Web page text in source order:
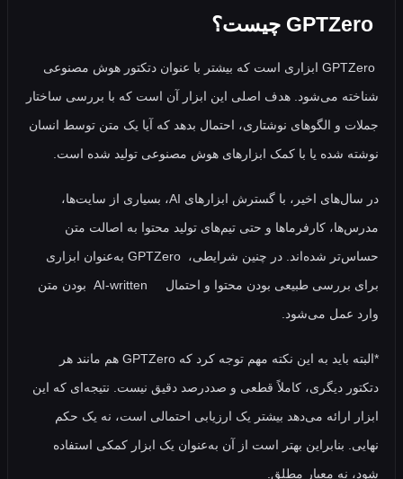
GPTZero ابزاری است که بیشتر با عنوان دتکتور هوش مصنوعی
می‌شود. هدف اصلی این ابزار آن است که با بررسی ساختار
و الگوهای نوشتاری، احتمال بدهد که آیا یک متن توسط انسان
شده یا با کمک ابزارهای هوش مصنوعی تولید شده است.
در سال‌های اخیر، با گسترش ابزارهای AI، بسیاری از سایت‌ها،
کارفرماها و حتی تیم‌های تولید محتوا به اصالت متن
حساس‌تر شده‌اند. در چنین شرایطی، GPTZero به‌عنوان ابزاری
برای بررسی طبیعی بودن محتوا و احتمال AI-written بودن متن
عمل می‌شود.
*البته باید به این نکته مهم توجه کرد که GPTZero هم مانند هر
دیگری، کاملاً قطعی و صددرصد دقیق نیست. نتیجه‌ای که این
ارائه می‌دهد بیشتر یک ارزیابی احتمالی است، نه یک حکم
بنابراین بهتر است از آن به‌عنوان یک ابزار کمکی استفاده
نه معیار مطلق.